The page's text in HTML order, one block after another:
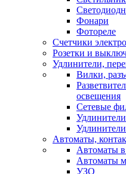
Фонари
Фотореле
Счетчики
Розетки и
Удлинители,
Вилки,
освещения
Сетевые
Автоматы,
Автоматы
Автоматы
УЗО